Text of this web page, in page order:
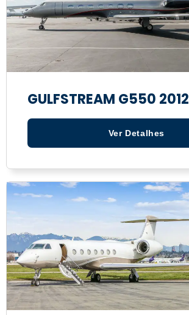
GULFSTREAM G550 2012
Ver Detalhes